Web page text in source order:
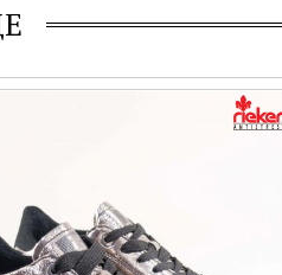
дамски сникърси RIEKER в цвят
връзки на платформа w2601-91